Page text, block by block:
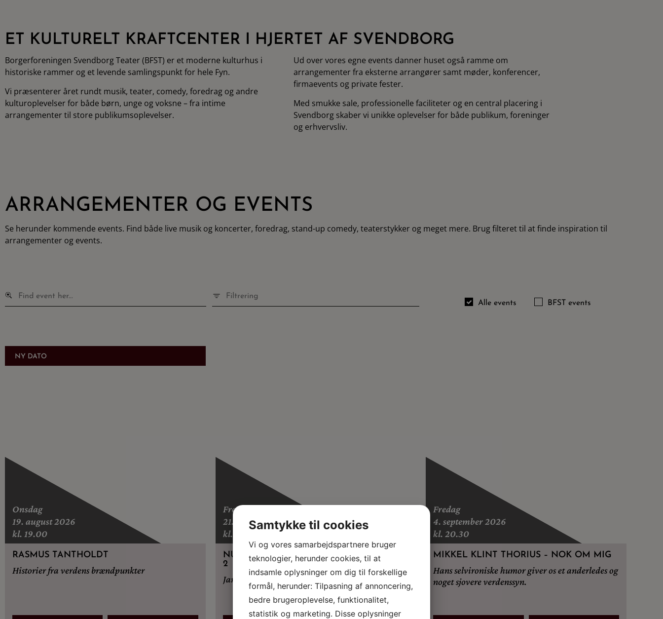
ET KULTURELT KRAFTCENTER I HJERTET AF SVENDBORG
Borgerforeningen Svendborg Teater (BFST) er et moderne kulturhus i
historiske rammer og et levende samlingspunkt for hele Fyn.
Vi præsenterer året rundt musik, teater, comedy, foredrag og andre
kulturoplevelser for både børn, unge og voksne – fra intime
arrangementer til store publikumsoplevelser.
Ud over vores egne events danner huset også ramme om
arrangementer fra eksterne arrangører samt møder, konferencer,
firmaevents og private fester.
Med smukke sale, professionelle faciliteter og en central placering i
Svendborg skaber vi unikke oplevelser for både publikum, foreninger
og erhvervsliv.
ARRANGEMENTER OG EVENTS
Se herunder kommende events. Find både live musik og koncerter, foredrag, stand-up comedy, teaterstykker og meget mere. Brug filteret til at finde inspiration til
arrangementer og events.
Filtrering
Alle events
BFST events
NY DATO
Onsdag
19. august 2026
kl. 19.00
RASMUS TANTHOLDT
Historier fra verdens brændpunkter
Fredag
21. august 2026
kl. 19.00
NUL STJERNER – DET STORE REJSESHOW
2
Jan Elhøj og Morten Kirckhoff
Fredag
4. september 2026
kl. 20.30
MIKKEL KLINT THORIUS – NOK OM MIG
Hans selvironiske humor giver os et anderledes og
noget sjovere verdenssyn.
Samtykke til cookies
Vi og vores samarbejdspartnere bruger
teknologier, herunder cookies, til at
indsamle oplysninger om dig til forskellige
formål, herunder: Tilpasning af annoncering,
bedre brugeroplevelse, funktionalitet,
statistik og marketing. Disse oplysninger